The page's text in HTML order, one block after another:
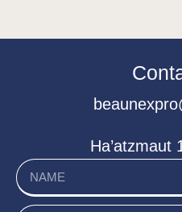
Ha’atzmaut